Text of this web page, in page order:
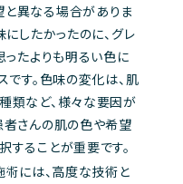
異なる場合がありま
にしたかったのに、グレ
ったよりも明るい色に
です。色味の変化は、肌
類など、様々な要因が
者さんの肌の色や希望
することが重要です。
術には、高度な技術と